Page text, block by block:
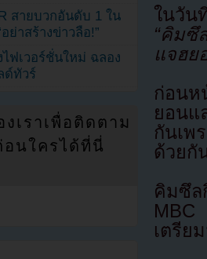
ในวั
“คิมซึ
แจฮย
ก่อนห
ยอนแ
กันเพ
ด้วยกั
คิมซึล
MBC
เตรีย
สายบวกอันดับ 1 ใน
ย่าสร้างข่าวลือ!”
ฟเวอร์ชั่นใหม่ ฉลอง
ด์ทัวร์
เราเพื่อติดตาม
อนใครได้ที่นี่